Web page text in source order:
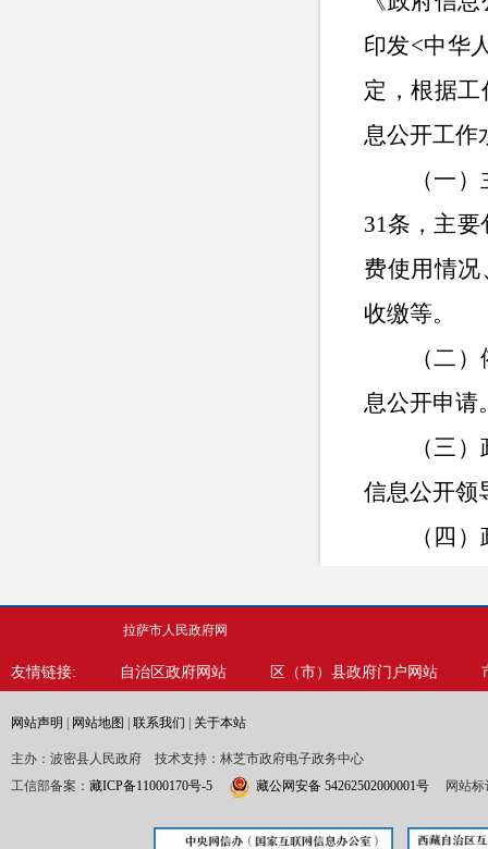
印发<中华
定，根据
息公开工作
（一）
31条，主要
费使用情
收缴等。
（二
息公开申请
（三
信息公开领
（四
（五）
拉萨市人民政府网
友情链接: 自治区政府网站 区（市）县政府门户网站
网站声明 网站地图 联系我们 关于本站
主办：波密县人民政府 技术支持：林芝市政府电子政务中心
工信部备案： 藏ICP备11000170号-5 藏公网安备 54262502000001号 网站标